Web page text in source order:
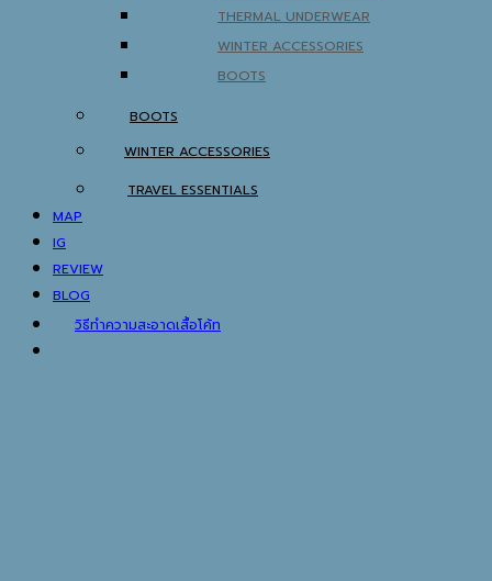
THERMAL UNDERWEAR
WINTER ACCESSORIES
BOOTS
BOOTS
WINTER ACCESSORIES
TRAVEL ESSENTIALS
MAP
IG
REVIEW
BLOG
วิธีทำความสะอาดเสื้อโค้ท